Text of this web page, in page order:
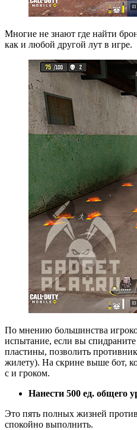
Многие не знают где найти
как и любой другой лут в игре.
По мнению большинства
испытание, если вы
пластины, позволить
жилету). На скрине выше бот,
с и гроком.
Нанести 500 ед. общего
Это пять полных жизней
спокойно выполнить.